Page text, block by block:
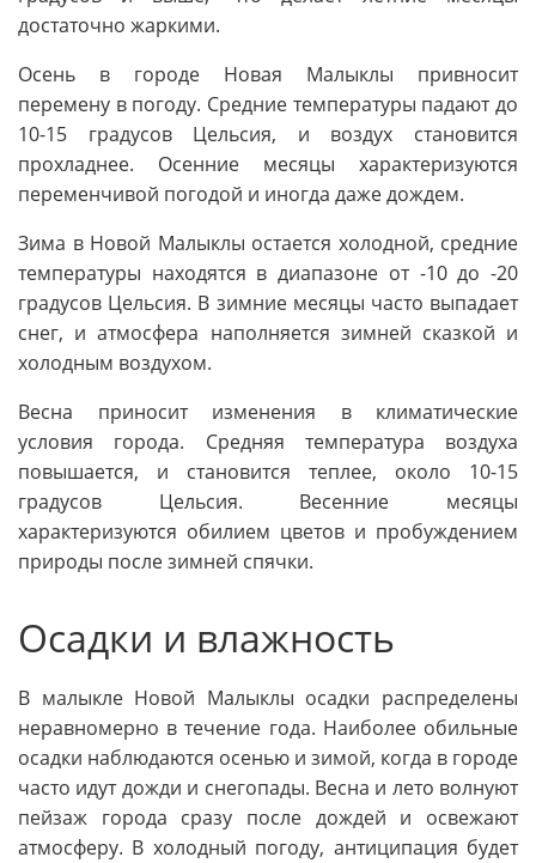
достаточно жаркими.
Осень в городе Новая Малыклы привносит
перемену в погоду. Средние температуры падают до
10-15 градусов Цельсия, и воздух становится
прохладнее. Осенние месяцы характеризуются
переменчивой погодой и иногда даже дождем.
Зима в Новой Малыклы остается холодной, средние
температуры находятся в диапазоне от -10 до -20
градусов Цельсия. В зимние месяцы часто выпадает
снег, и атмосфера наполняется зимней сказкой и
холодным воздухом.
Весна приносит изменения в климатические
условия города. Средняя температура воздуха
повышается, и становится теплее, около 10-15
градусов Цельсия. Весенние месяцы
характеризуются обилием цветов и пробуждением
природы после зимней спячки.
Осадки и влажность
В малыкле Новой Малыклы осадки распределены
неравномерно в течение года. Наиболее обильные
осадки наблюдаются осенью и зимой, когда в городе
часто идут дожди и снегопады. Весна и лето волнуют
пейзаж города сразу после дождей и освежают
атмосферу. В холодный погоду, антиципация будет